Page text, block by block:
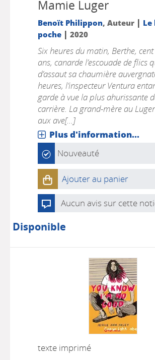
Mamie Luger
Benoït Philippon, Auteur | Le
poche| 2020
Six heures du matin, Berthe,
ans, canarde l’escouade de flics
d’assaut sa chaumière
heures, l’inspecteur Ventura
garde à vue la plus ahurissante
carrière. La grand-mère au
aux ave[...]
Plus d'information...
Nouveauté
Ajouter au panier
Aucun avis sur cette
Disponible
texte imprimé